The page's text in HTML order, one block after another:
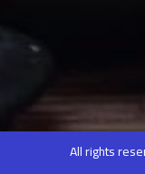
All rights